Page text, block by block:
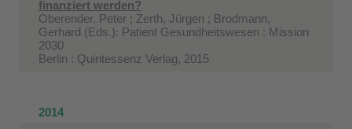
finanziert werden?
Oberender, Peter ; Zerth, Jürgen ; Brodmann,
Gerhard (Eds.): Patient Gesundheitswesen : Mission
2030
Berlin : Quintessenz Verlag, 2015
2014